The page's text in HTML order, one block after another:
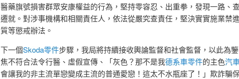
醫藥旗號損害群眾安康權益的行為，堅持零容忍、出重拳，發現一路、
遷就。對涉事機構和相關責任人，依法從嚴究查責任，堅決實實施業禁
質等懲戒辦法。
下一個Skoda零件步驟，我局將持續接收輿論監督和社會監督，以此為
焦不符合法令行醫、虛假宣傳、「灰色？那不是我德系車零件的主色汽
會讓我的非主流單戀變成主流的普通愛戀！這太不水瓶座了！」欺詐騙